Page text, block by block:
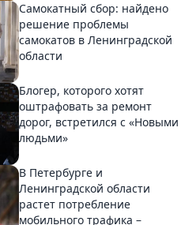
Самокатный сбор: найдено
решение проблемы
самокатов в Ленинградской
области
Блогер, которого хотят
оштрафовать за ремонт
дорог, встретился с «Новыми
людьми»
В Петербурге и
Ленинградской области
растет потребление
мобильного трафика –